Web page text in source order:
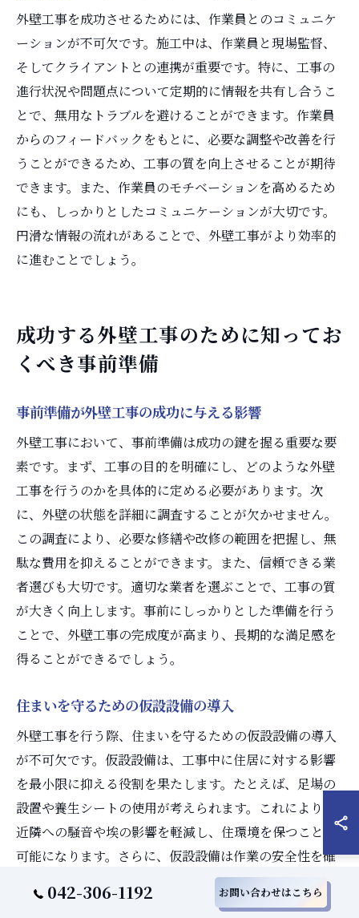
外壁工事を成功させるためには、作業員とのコミュニケ
ーションが不可欠です。施工中は、作業員と現場監督、
そしてクライアントとの連携が重要です。特に、工事の
進行状況や問題点について定期的に情報を共有し合うこ
とで、無用なトラブルを避けることができます。作業員
からのフィードバックをもとに、必要な調整や改善を行
うことができるため、工事の質を向上させることが期待
できます。また、作業員のモチベーションを高めるため
にも、しっかりとしたコミュニケーションが大切です。
円滑な情報の流れがあることで、外壁工事がより効率的
に進むことでしょう。
成功する外壁工事のために知ってお
くべき事前準備
事前準備が外壁工事の成功に与える影響
外壁工事において、事前準備は成功の鍵を握る重要な要
素です。まず、工事の目的を明確にし、どのような外壁
工事を行うのかを具体的に定める必要があります。次
に、外壁の状態を詳細に調査することが欠かせません。
この調査により、必要な修繕や改修の範囲を把握し、無
駄な費用を抑えることができます。また、信頼できる業
者選びも大切です。適切な業者を選ぶことで、工事の質
が大きく向上します。事前にしっかりとした準備を行う
ことで、外壁工事の完成度が高まり、長期的な満足感を
得ることができるでしょう。
住まいを守るための仮設設備の導入
外壁工事を行う際、住まいを守るための仮設設備の導入
が不可欠です。仮設設備は、工事中に住居に対する影響
を最小限に抑える役割を果たします。たとえば、足場の
設置や養生シートの使用が考えられます。これにより、
近隣への騒音や埃の影響を軽減し、住環境を保つことが
可能になります。さらに、仮設設備は作業の安全性を確
保するためにも重要です。安全な作業環境を提供するこ
とで、工事の進行がスムーズになり、外壁工事の品質が
042-306-1192 お問い合わせはこちら